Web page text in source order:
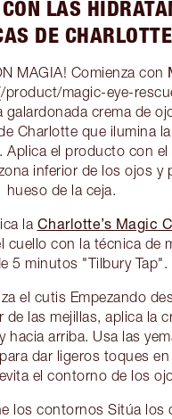
LAS
DE
MAGIA! Comienza con
product/magic-eye-
galardonada crema de
Charlotte que ilumina
Aplica el producto con el
inferior de los ojos y
hueso de la ceja.
la Charlotte’s Magic
cuello con la técnica de
5 minutos "Tilbury Tap".
el cutis Empezando
de las mejillas, aplica la
hacia arriba. Usa las
dar ligeros toques en
el contorno de los
los contornos Sitúa los